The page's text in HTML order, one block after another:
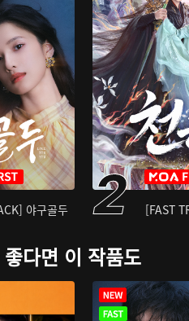
야구골두 [FAST
다면 이 작품도